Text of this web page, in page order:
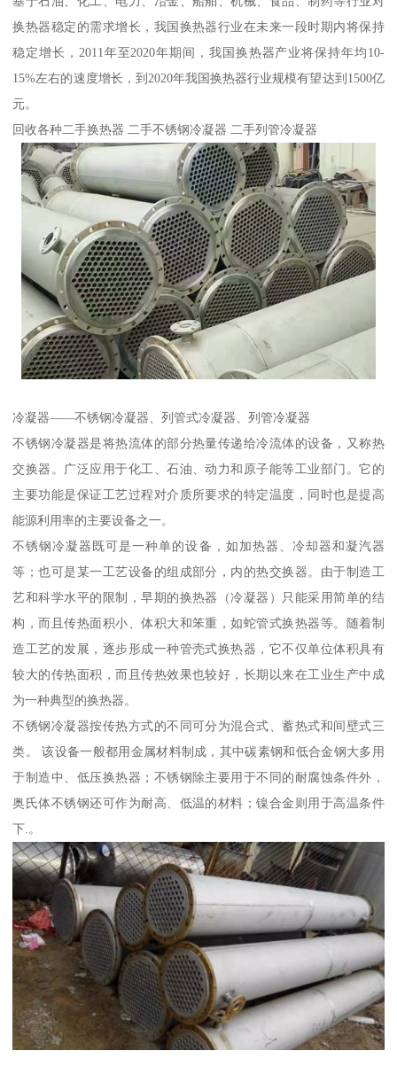
换热器稳定的需求增长，我国换热器行业在未来一段时期内将保持
稳定增长，2011年至2020年期间，我国换热器产业将保持年均10-
15%左右的速度增长，到2020年我国换热器行业规模有望达到1500亿
元。
回收各种二手换热器 二手不锈钢冷凝器 二手列管冷凝器
冷凝器——不锈钢冷凝器、列管式冷凝器、列管冷凝器
不锈钢冷凝器是将热流体的部分热量传递给冷流体的设备，又称热
交换器。广泛应用于化工、石油、动力和原子能等工业部门。它的
主要功能是保证工艺过程对介质所要求的特定温度，同时也是提高
能源利用率的主要设备之一。
不锈钢冷凝器既可是一种单的设备，如加热器、冷却器和凝汽器
等；也可是某一工艺设备的组成部分，内的热交换器。由于制造工
艺和科学水平的限制，早期的换热器（冷凝器）只能采用简单的结
构，而且传热面积小、体积大和笨重，如蛇管式换热器等。随着制
造工艺的发展，逐步形成一种管壳式换热器，它不仅单位体积具有
较大的传热面积，而且传热效果也较好，长期以来在工业生产中成
为一种典型的换热器。
不锈钢冷凝器按传热方式的不同可分为混合式、蓄热式和间壁式三
类。 该设备一般都用金属材料制成，其中碳素钢和低合金钢大多用
于制造中、低压换热器；不锈钢除主要用于不同的耐腐蚀条件外，
奥氏体不锈钢还可作为耐高、低温的材料；镍合金则用于高温条件
下.。